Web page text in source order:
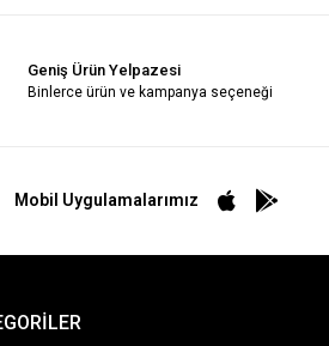
Geniş Ürün Yelpazesi
Binlerce ürün ve kampanya seçeneği
Mobil Uygulamalarımız